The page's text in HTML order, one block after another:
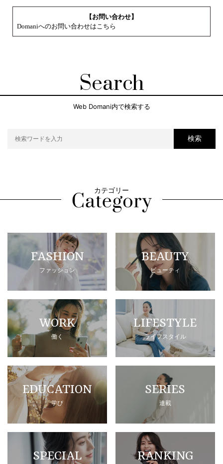
【お問い合わせ】
Domaniへのお問い合わせはこちら
Search
Web Domani内で検索する
検索
カテゴリー
FASHION
ファッション
BEAUTY
ビューティ
WORK
働く
LIFESTYLE
ライフスタイル
EDUCATION
学び
SERIES
連載
SPECIAL RANKING